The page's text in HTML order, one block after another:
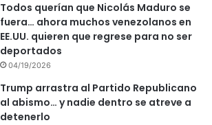
Todos querían que Nicolás Maduro se
fuera… ahora muchos venezolanos en
EE.UU. quieren que regrese para no ser
deportados
04/19/2026
Trump arrastra al Partido Republicano
al abismo… y nadie dentro se atreve a
detenerlo